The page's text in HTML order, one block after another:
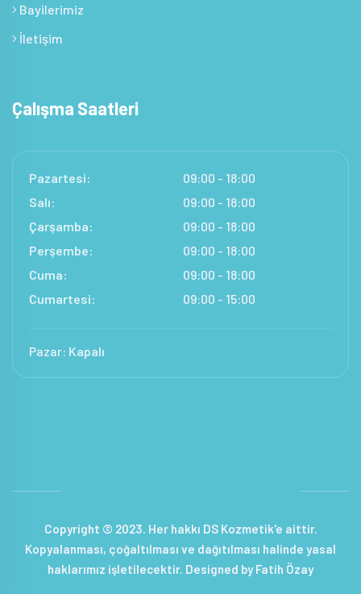
Bayilerimiz
İletişim
Çalışma Saatleri
Pazartesi:
09:00 - 18:00
Salı:
09:00 - 18:00
Çarşamba:
09:00 - 18:00
Perşembe:
09:00 - 18:00
Cuma:
09:00 - 18:00
Cumartesi:
09:00 - 15:00
Pazar: Kapalı
Copyright © 2023. Her hakkı DS Kozmetik'e aittir.
Kopyalanması, çoğaltılması ve dağıtılması halinde yasal
haklarımız işletilecektir. Designed by Fatih Özay